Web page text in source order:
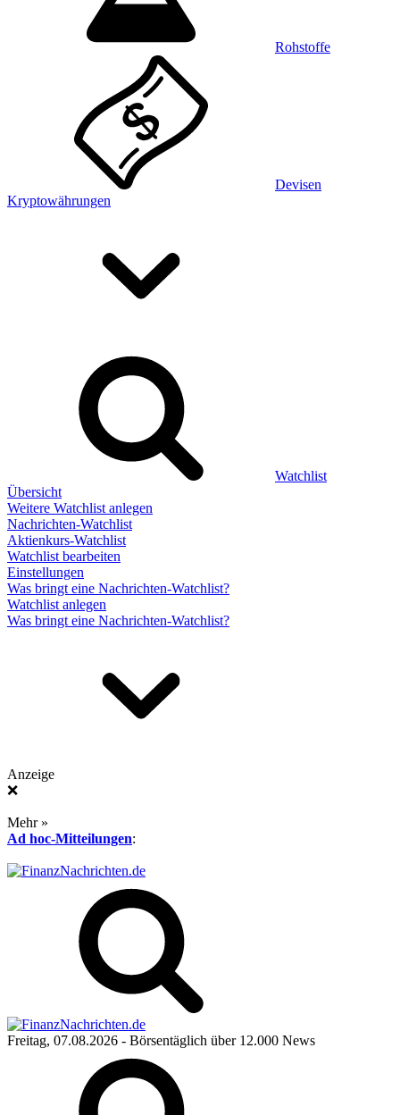
Rohstoffe
Devisen
Kryptowährungen
Watchlist
Übersicht
Weitere Watchlist anlegen
Nachrichten-Watchlist
Aktienkurs-Watchlist
Watchlist bearbeiten
Einstellungen
Was bringt eine Nachrichten-Watchlist?
Watchlist anlegen
Was bringt eine Nachrichten-Watchlist?
Anzeige
❌
Mehr »
Ad hoc-Mitteilungen:
Freitag, 07.08.2026 - Börsentäglich über 12.000 News